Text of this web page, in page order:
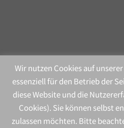
Wir nutzen Cookies auf
essenziell für den Betrieb der
diese Website und die
Cookies). Sie können selbst
zulassen möchten. Bitte